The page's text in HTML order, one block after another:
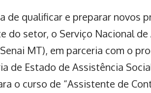
de qualificar e preparar novos
do setor, o Serviço Nacional
MT), em parceria com o
de Estado de Assistência
o curso de “Assistente de